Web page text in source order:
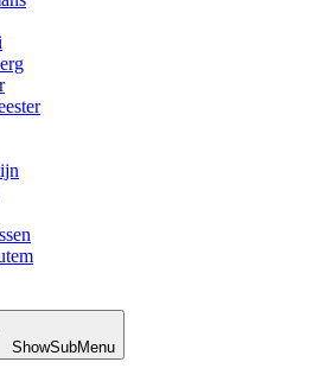
ShowSubMenu